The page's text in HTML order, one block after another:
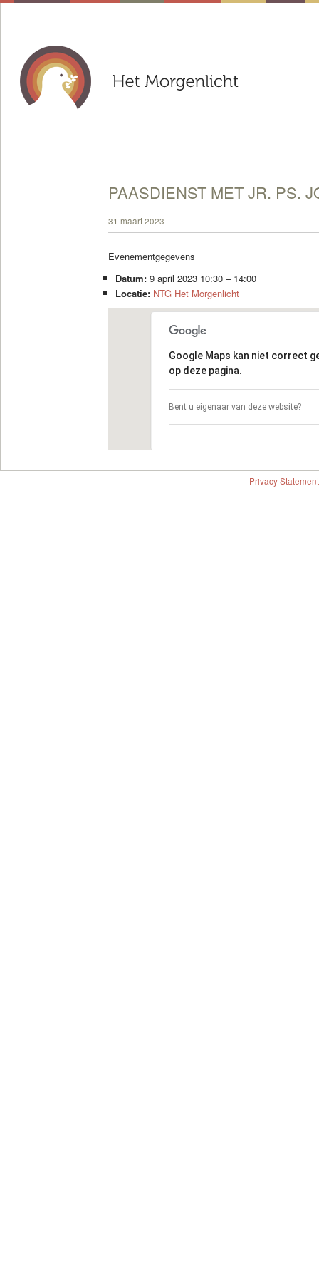
PAASDIENST MET JR. PS.
31 maart 2023
Evenementgegevens
Datum: 9 april 2023 10:30– 14:00
Locatie: NTG Het Morgenlicht
Google Maps kan niet correct
op deze pagina.
Bent u eigenaar van deze website?
Privacy Statement